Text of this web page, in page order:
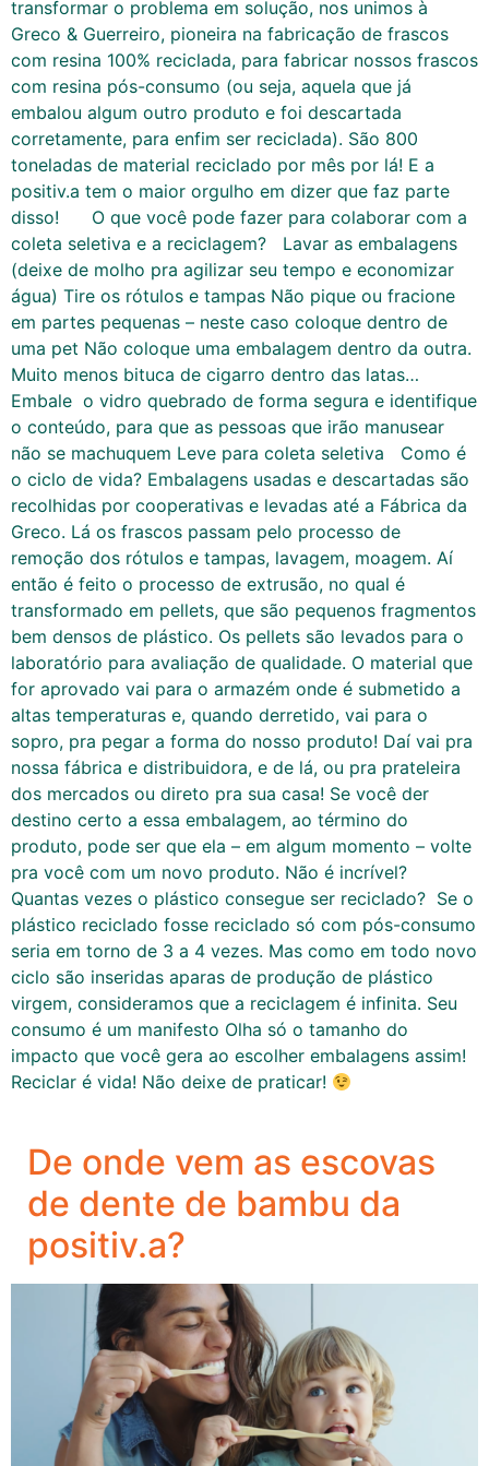
transformar o problema em solução, nos unimos à
Greco & Guerreiro, pioneira na fabricação de frascos
com resina 100% reciclada, para fabricar nossos frascos
com resina pós-consumo (ou seja, aquela que já
embalou algum outro produto e foi descartada
corretamente, para enfim ser reciclada). São 800
toneladas de material reciclado por mês por lá! E a
positiv.a tem o maior orgulho em dizer que faz parte
disso! O que você pode fazer para colaborar com a
coleta seletiva e a reciclagem? Lavar as embalagens
(deixe de molho pra agilizar seu tempo e economizar
água) Tire os rótulos e tampas Não pique ou fracione
em partes pequenas – neste caso coloque dentro de
uma pet Não coloque uma embalagem dentro da outra.
Muito menos bituca de cigarro dentro das latas…
Embale o vidro quebrado de forma segura e identifique
o conteúdo, para que as pessoas que irão manusear
não se machuquem Leve para coleta seletiva Como é
o ciclo de vida? Embalagens usadas e descartadas são
recolhidas por cooperativas e levadas até a Fábrica da
Greco. Lá os frascos passam pelo processo de
remoção dos rótulos e tampas, lavagem, moagem. Aí
então é feito o processo de extrusão, no qual é
transformado em pellets, que são pequenos fragmentos
bem densos de plástico. Os pellets são levados para o
laboratório para avaliação de qualidade. O material que
for aprovado vai para o armazém onde é submetido a
altas temperaturas e, quando derretido, vai para o
sopro, pra pegar a forma do nosso produto! Daí vai pra
nossa fábrica e distribuidora, e de lá, ou pra prateleira
dos mercados ou direto pra sua casa! Se você der
destino certo a essa embalagem, ao término do
produto, pode ser que ela – em algum momento – volte
pra você com um novo produto. Não é incrível?
Quantas vezes o plástico consegue ser reciclado? Se o
plástico reciclado fosse reciclado só com pós-consumo
seria em torno de 3 a 4 vezes. Mas como em todo novo
ciclo são inseridas aparas de produção de plástico
virgem, consideramos que a reciclagem é infinita. Seu
consumo é um manifesto Olha só o tamanho do
impacto que você gera ao escolher embalagens assim!
Reciclar é vida! Não deixe de praticar!
De onde vem as escovas
de dente de bambu da
positiv.a?